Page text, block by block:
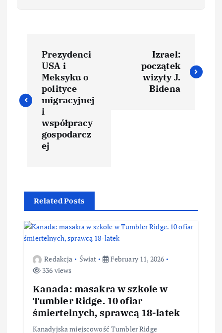
Prezydenci
USA i
Meksyku o
polityce
migracyjnej
i
współpracy
gospodarcz
ej
Izrael:
początek
wizyty J.
Bidena
Related Posts
Redakcja Świat
February 11, 2026
336 views
Kanada: masakra w szkole w
Tumbler Ridge. 10 ofiar
śmiertelnych, sprawcą 18-latek
Kanadyjska miejscowość Tumbler Ridge